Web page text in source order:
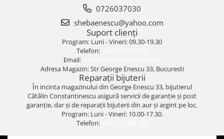
0726037030
shebaenescu@yahoo.com
Suport clienți
Program: Luni - Vineri: 09.30-19.30
Telefon:
Email:
Adresa Magazin: Str George Enescu 33, Bucuresti
Reparații bijuterii
În incinta magazinului din George Enescu 33, bijutierul
Cătălin Constantinescu asigură servicii de garanție și post
garanție, dar și de reparații bijuterii din aur și argint pe loc.
Program: Luni - Vineri: 10.00-17.30.
Telefon: